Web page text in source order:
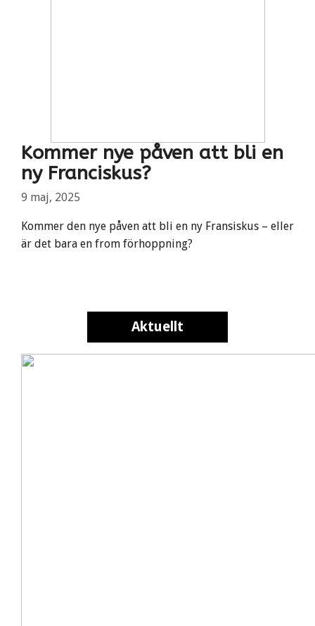
Kommer nye påven att bli en
ny Franciskus?
9 maj, 2025
Kommer den nye påven att bli en ny Fransiskus – eller
är det bara en from förhoppning?
Aktuellt
Aktuellt